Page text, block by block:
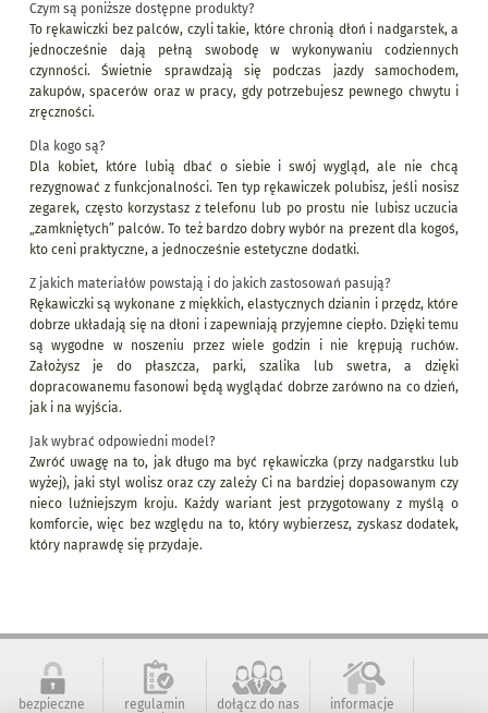
Czym są poniższe dostępne produkty?
To rękawiczki bez palców, czyli takie, które chronią dłoń i nadgarstek, a
jednocześnie dają pełną swobodę w wykonywaniu codziennych
czynności. Świetnie sprawdzają się podczas jazdy samochodem,
zakupów, spacerów oraz w pracy, gdy potrzebujesz pewnego chwytu i
zręczności.
Dla kogo są?
Dla kobiet, które lubią dbać o siebie i swój wygląd, ale nie chcą
rezygnować z funkcjonalności. Ten typ rękawiczek polubisz, jeśli nosisz
zegarek, często korzystasz z telefonu lub po prostu nie lubisz uczucia
„zamkniętych” palców. To też bardzo dobry wybór na prezent dla kogoś,
kto ceni praktyczne, a jednocześnie estetyczne dodatki.
Z jakich materiałów powstają i do jakich zastosowań pasują?
Rękawiczki są wykonane z miękkich, elastycznych dzianin i przędz, które
dobrze układają się na dłoni i zapewniają przyjemne ciepło. Dzięki temu
są wygodne w noszeniu przez wiele godzin i nie krępują ruchów.
Założysz je do płaszcza, parki, szalika lub swetra, a dzięki
dopracowanemu fasonowi będą wyglądać dobrze zarówno na co dzień,
jak i na wyjścia.
Jak wybrać odpowiedni model?
Zwróć uwagę na to, jak długo ma być rękawiczka (przy nadgarstku lub
wyżej), jaki styl wolisz oraz czy zależy Ci na bardziej dopasowanym czy
nieco luźniejszym kroju. Każdy wariant jest przygotowany z myślą o
komforcie, więc bez względu na to, który wybierzesz, zyskasz dodatek,
który naprawdę się przydaje.
bezpieczne
regulamin
dołącz do nas informacje